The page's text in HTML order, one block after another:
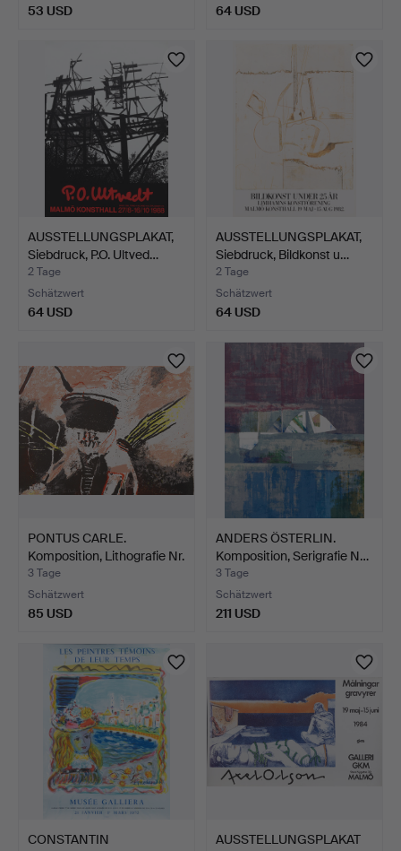
53 USD 64 USD
AUSSTELLUNGSPLAKAT,
Siebdruck, P.O. Ultved…
2 Tage
Schätzwert
64 USD
AUSSTELLUNGSPLAKAT,
Siebdruck, Bildkonst u…
2 Tage
Schätzwert
64 USD
PONTUS CARLE.
Komposition, Lithografie Nr.
…
3 Tage
Schätzwert
85 USD
ANDERS ÖSTERLIN.
Komposition, Serigrafie N…
3 Tage
Schätzwert
211 USD
CONSTANTIN
AUSSTELLUNGSPLAKAT